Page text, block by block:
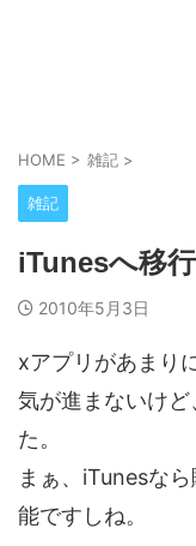
HOME > 雑記 >
雑記
iTunesへ移
2010年5月3日
xアプリがあまり
気が進まないけ
た。
まぁ、iTunesな
能ですしね。